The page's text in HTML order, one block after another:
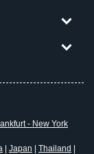
- New York
Japan Thailand